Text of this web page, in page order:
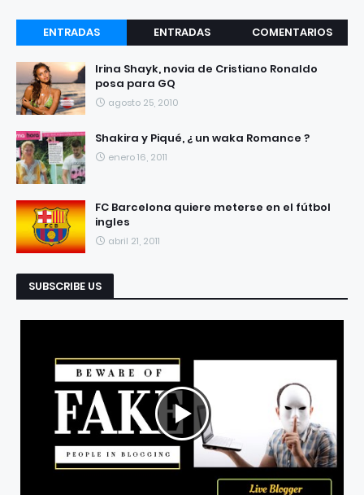
ENTRADAS
RECIENTES
ENTRADAS
COMENTARIOS
Irina Shayk, novia de Cristiano Ronaldo
posa para GQ
agosto 25, 2010
Shakira y Piqué, ¿ un waka Romance ?
enero 16, 2011
FC Barcelona quiere meterse en el fútbol
ingles
abril 21, 2011
SUBSCRIBE US